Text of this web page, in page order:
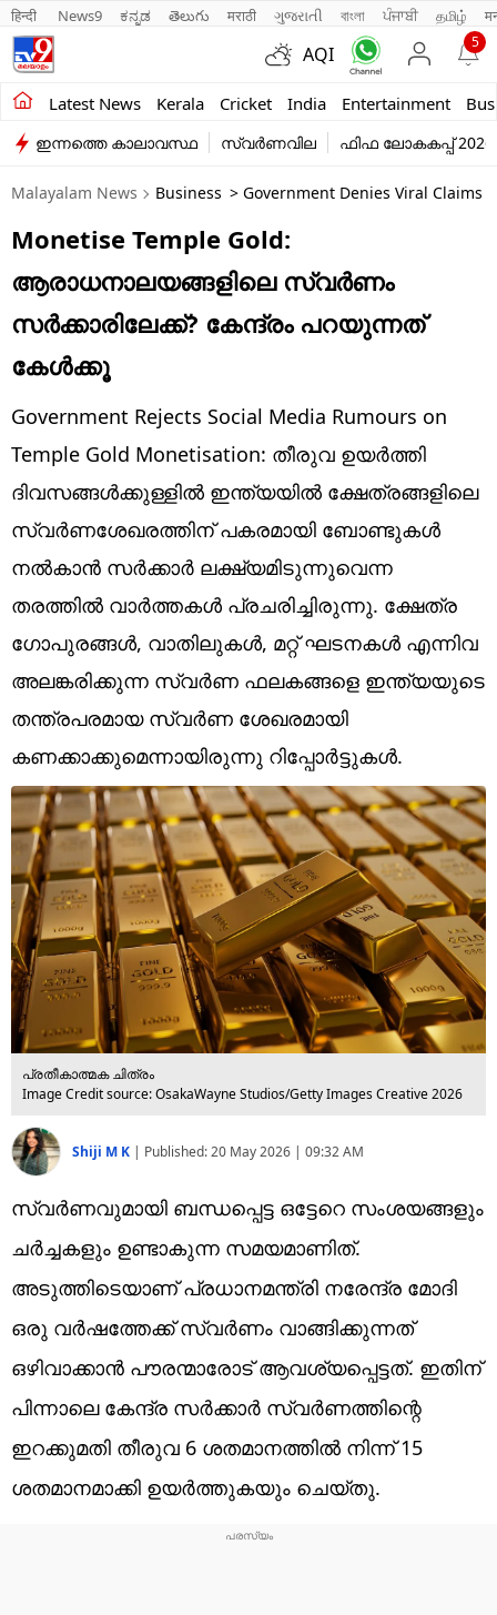
हिन्दी News9 ಕನ್ನಡ తెలుగు मराठी ગુજરાતી বাংলা ਪੰਜਾਬੀ தமிழ்
AQI
5
Latest News Kerala Cricket India Entertainment
Kerala
India
Entertainment
Business
Education
Sports
Lifestyle
world
Technology
Religion
Web Story
Photo
Short Videos
ഇന്നത്തെ കാലാവസ്ഥ സ്വർണവില ഫിഫ ലോകകപ്പ് 2026
Malayalam News Business > Government Denies Viral Claims
Monetise Temple Gold:
ആരാധനാലയങ്ങളിലെ സ്വര്‍ണം
സര്‍ക്കാരിലേക്ക്? കേന്ദ്രം പറയുന്നത്
കേള്‍ക്കൂ
Government Rejects Social Media Rumours on
Temple Gold Monetisation: തീരുവ ഉയര്‍ത്തി
ദിവസങ്ങള്‍ക്കുള്ളില്‍ ഇന്ത്യയില്‍ ക്ഷേത്രങ്ങളിലെ
സ്വര്‍ണശേഖരത്തിന് പകരമായി ബോണ്ടുകള്‍
നല്‍കാന്‍ സര്‍ക്കാര്‍ ലക്ഷ്യമിടുന്നുവെന്ന
തരത്തില്‍ വാര്‍ത്തകള്‍ പ്രചരിച്ചിരുന്നു. ക്ഷേത്ര
ഗോപുരങ്ങള്‍, വാതിലുകള്‍, മറ്റ് ഘടനകള്‍ എന്നിവ
അലങ്കരിക്കുന്ന സ്വര്‍ണ ഫലകങ്ങളെ ഇന്ത്യയുടെ
തന്ത്രപരമായ സ്വര്‍ണ ശേഖരമായി
കണക്കാക്കുമെന്നായിരുന്നു റിപ്പോര്‍ട്ടുകള്‍.
പ്രതീകാത്മക ചിത്രം
Image Credit source: OsakaWayne Studios/Getty Images Creative 2026
Shiji M K | Published:20 May 2026 | 09:32 AM
സ്വര്‍ണവുമായി ബന്ധപ്പെട്ട ഒട്ടേറെ സംശയങ്ങളും
ചര്‍ച്ചകളും ഉണ്ടാകുന്ന സമയമാണിത്.
അടുത്തിടെയാണ് പ്രധാനമന്ത്രി നരേന്ദ്ര മോദി
ഒരു വര്‍ഷത്തേക്ക് സ്വര്‍ണം വാങ്ങിക്കുന്നത്
ഒഴിവാക്കാന്‍ പൗരന്മാരോട് ആവശ്യപ്പെട്ടത്. ഇതിന്
പിന്നാലെ കേന്ദ്ര സര്‍ക്കാര്‍ സ്വര്‍ണത്തിന്റെ
ഇറക്കുമതി തീരുവ 6 ശതമാനത്തില്‍ നിന്ന് 15
ശതമാനമാക്കി ഉയര്‍ത്തുകയും ചെയ്തു.